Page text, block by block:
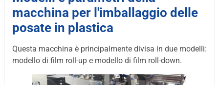
macchina per l'imballaggio delle
posate in plastica
Questa macchina è principalmente divisa in due modelli:
modello di film roll-up e modello di film roll-down.